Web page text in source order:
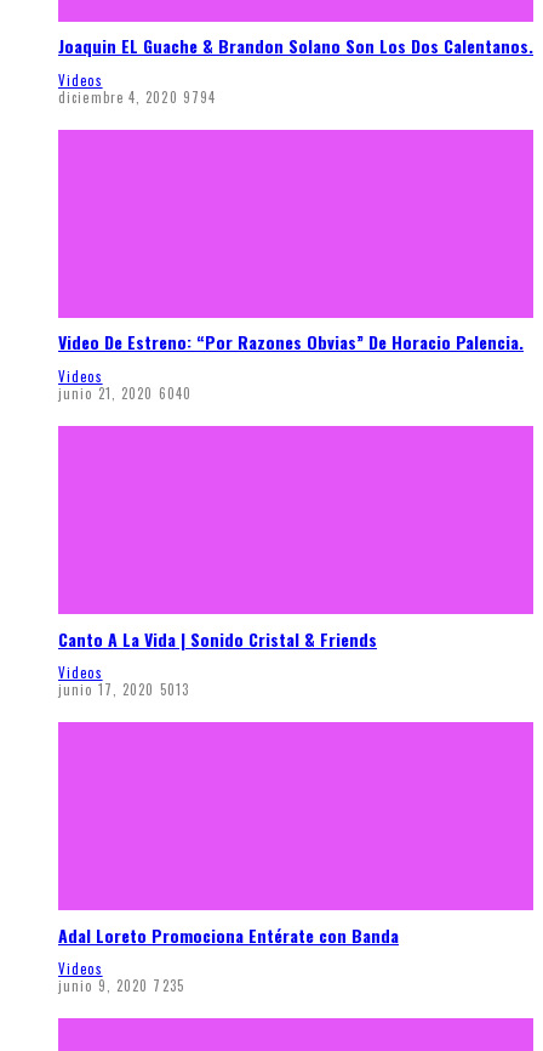
Joaquin EL Guache & Brandon Solano Son Los Dos Calentanos.
Videos
diciembre 4, 2020 9794
Video De Estreno: “Por Razones Obvias” De Horacio Palencia.
Videos
junio 21, 2020 6040
Canto A La Vida | Sonido Cristal & Friends
Videos
junio 17, 2020 5013
Adal Loreto Promociona Entérate con Banda
Videos
junio 9, 2020 7235